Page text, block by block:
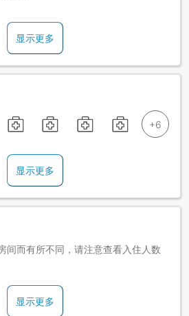
显示更多
显示更多
间而有所不同，请注意查看入住人数
显示更多